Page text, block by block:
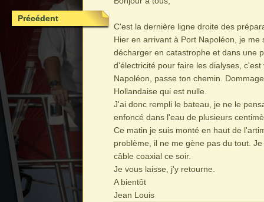
C'est la dernière ligne droite des
Hier en arrivant à Port Napoléon, je
décharger en catastrophe et dans une
d'électricité pour faire les dialyses,
Napoléon, passe ton chemin.
Hollandaise qui est nulle.
J'ai donc rempli le bateau, je ne le
enfoncé dans l'eau de plusieurs
Ce matin je suis monté en haut de
problème, il ne me gène pas du tout.
câble coaxial ce soir.
Je vous laisse, j'y retourne.
A bientôt
Jean Louis
Précédent